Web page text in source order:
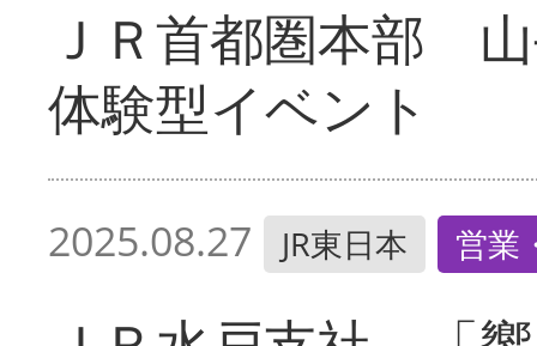
ＪＲ首都圏本部
体験型イベント
2025.08.27 JR東日本 営業